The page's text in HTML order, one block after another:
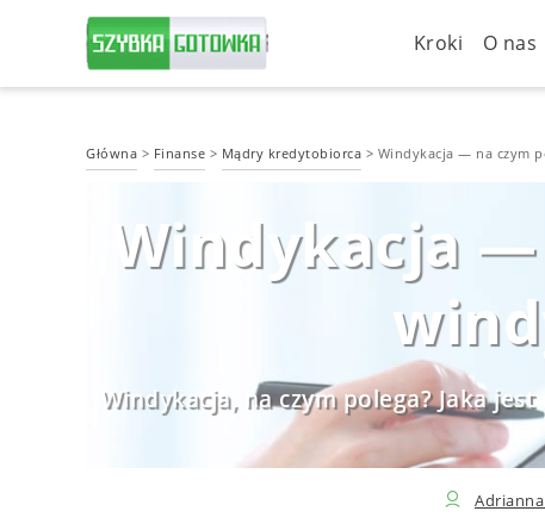
Kroki O nas
Główna > Finanse > Mądry kredytobiorca > Windykacja — na czym
Windykacja
Windykacja, na czym polega? Jaka